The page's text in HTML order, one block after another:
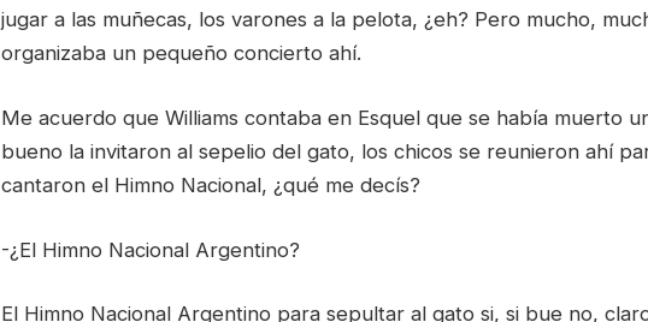
jugar a las muñecas, los varones a la pelota, ¿eh? Pero mucho,
organizaba un pequeño concierto ahí.
Me acuerdo que Williams contaba en Esquel que se había muerto
bueno la invitaron al sepelio del gato, los chicos se reunieron ahí
cantaron el Himno Nacional, ¿qué me decís?
-¿El Himno Nacional Argentino?
El Himno Nacional Argentino para sepultar al gato si, si bue no,